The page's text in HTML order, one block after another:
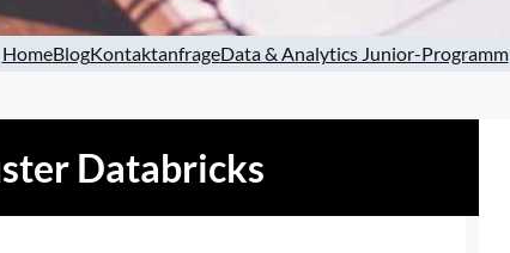
HomeBlogKontaktanfrageData & Analytics Junior-Programm
Databricks